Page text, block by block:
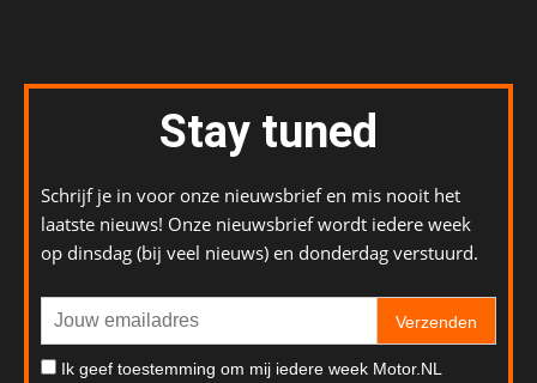
Stay tuned
Schrijf je in voor onze nieuwsbrief en mis nooit het
laatste nieuws! Onze nieuwsbrief wordt iedere week
op dinsdag (bij veel nieuws) en donderdag verstuurd.
Verzenden
Ik geef toestemming om mij iedere week Motor.NL